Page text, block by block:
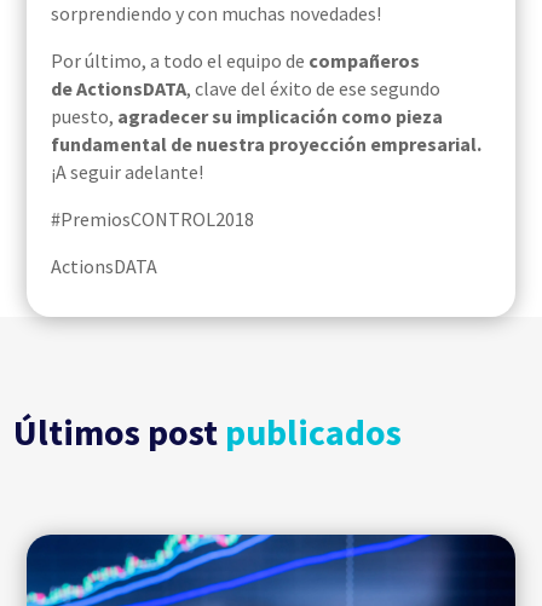
sorprendiendo y con muchas novedades!
Por último, a todo el equipo de compañeros
deActionsDATA, clave del éxito de ese segundo
puesto, agradecer su implicación como pieza
fundamental de nuestra proyección empresarial.
¡A seguir adelante!
#PremiosCONTROL2018
ActionsDATA
Últimos post publicados